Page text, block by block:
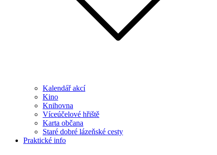
Kalendář akcí
Kino
Knihovna
Víceúčelové hřiště
Karta občana
Staré dobré lázeňské cesty
Praktické info